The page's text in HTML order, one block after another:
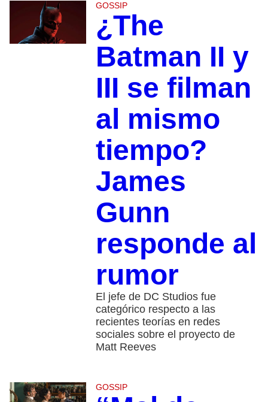
GOSSIP
¿The
Batman II y
III se filman
al mismo
tiempo?
James
Gunn
responde al
rumor
El jefe de DC Studios fue
categórico respecto a las
recientes teorías en redes
sociales sobre el proyecto de
Matt Reeves
GOSSIP